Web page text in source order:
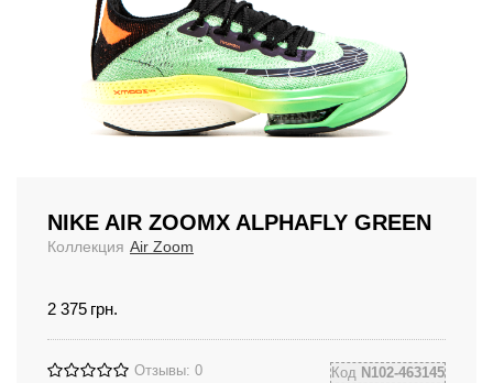
NIKE AIR ZOOMX ALPHAFLY GREEN
Коллекция Air Zoom
2 375 грн.
Отзывы: 0 Код N102-463145